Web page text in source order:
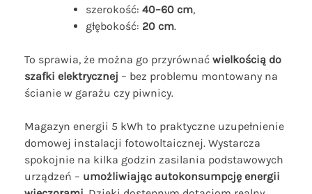
szerokość: 40–60 cm,
głębokość: 20 cm.
To sprawia, że można go przyrównać wielkością do
szafki elektrycznej – bez problemu montowany na
ścianie w garażu czy piwnicy.
Magazyn energii 5 kWh to praktyczne uzupełnienie
domowej instalacji fotowoltaicznej. Wystarcza
spokojnie na kilka godzin zasilania podstawowych
urządzeń – umożliwiając autokonsumpcję energii